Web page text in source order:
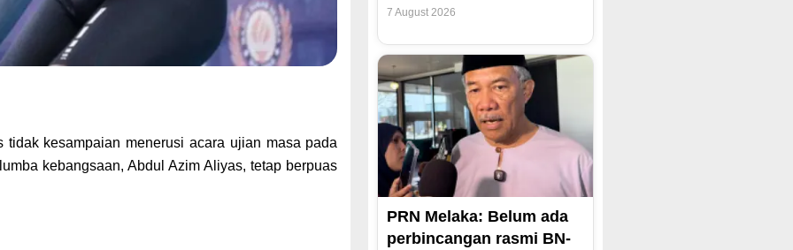
kesampaian menerusi acara ujian masa pada
kebangsaan, Abdul Azim Aliyas, tetap berpuas
7 August 2026
PRN Melaka: Belum ada
perbincangan rasmi BN-